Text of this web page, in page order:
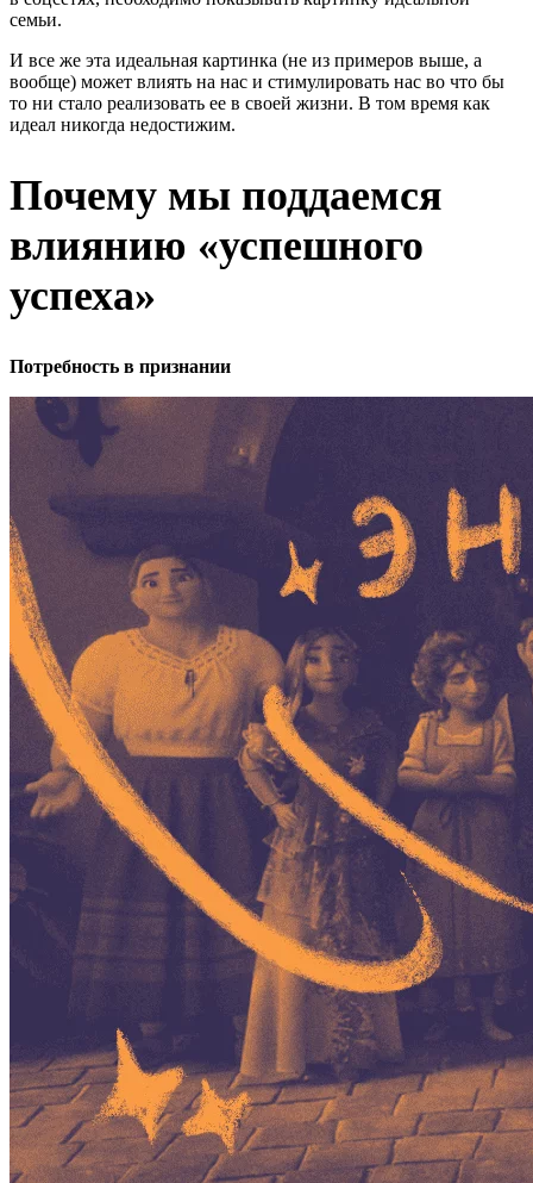
семьи.
И все же эта идеальная картинка (не из примеров выше, а
вообще) может влиять на нас и стимулировать нас во что бы
то ни стало реализовать ее в своей жизни. В том время как
идеал никогда недостижим.
Почему мы поддаемся
влиянию «успешного
успеха»
Потребность в признании